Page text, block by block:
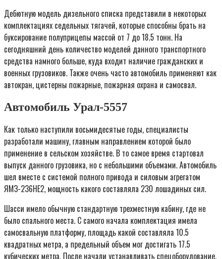
Дебютную модель дизельного списка представили в некоторых
комплектациях седельных тягачей, которые способны брать на
буксирование полуприцепы массой от 7 до 18.5 тонн. На
сегодняшний день количество моделей данного транспортного
средства намного больше, куда входит наличие гражданских и
военных грузовиков. Также очень часто автомобиль применяют как
автокран, цистерны пожарные, пожарная охрана и самосвал.
Автомобиль Урал-5557
Как только наступили восьмидесятые годы, специалисты
разработали машину, главным направлением которой было
применение в сельском хозяйстве. В то самое время стартовал
выпуск данного грузовика, но с небольшими объемами. Автомобиль
шел вместе с системой полного привода и силовым агрегатом
ЯМЗ-236НЕ2, мощность какого составляла 230 лошадиных сил.
Шасси имело обычную стандартную трехместную кабину, где не
было спального места. С самого начала комплектация имела
самосвальную платформу, площадь какой составляла 10.5
квадратных метра, а предельный объем мог достигать 17.5
кубических метра. После начали устанавливать спецоборудование.